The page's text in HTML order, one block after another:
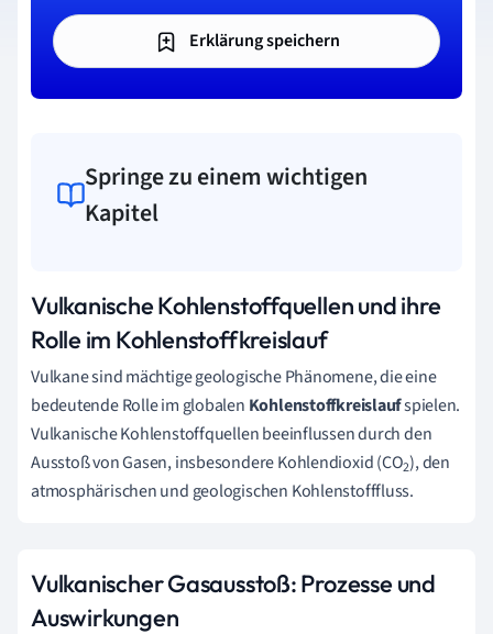
Erklärung speichern
Springe zu einem wichtigen
Kapitel
Vulkanische Kohlenstoffquellen und ihre
Rolle im Kohlenstoffkreislauf
Vulkane sind mächtige geologische Phänomene, die eine
bedeutende Rolle im globalen Kohlenstoffkreislaufspielen.
Vulkanische Kohlenstoffquellen beeinflussen durch den
Ausstoß von Gasen, insbesondere Kohlendioxid (CO2), den
atmosphärischen und geologischen Kohlenstofffluss.
Vulkanischer Gasausstoß: Prozesse und
Auswirkungen